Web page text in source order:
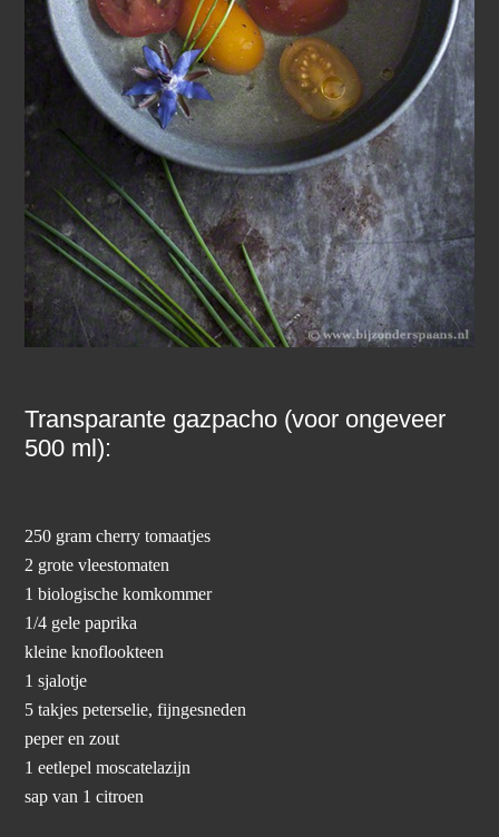
Transparante gazpacho (voor ongeveer
500 ml):
250 gram cherry tomaatjes
2 grote vleestomaten
1 biologische komkommer
1/4 gele paprika
kleine knoflookteen
1 sjalotje
5 takjes peterselie, fijngesneden
peper en zout
1 eetlepel moscatelazijn
sap van 1 citroen